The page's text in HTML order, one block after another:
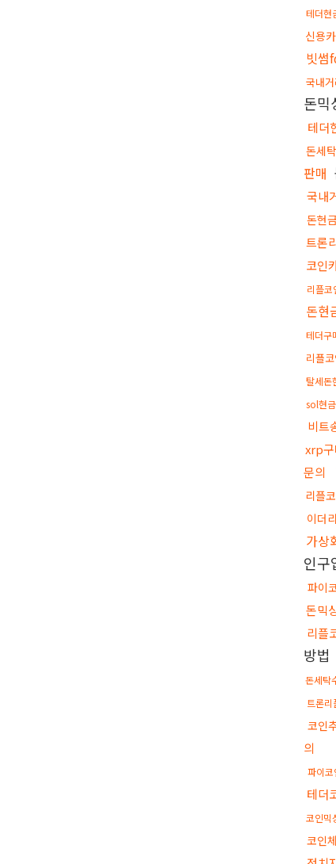
테더현
신용
빗썸
국내
돈믹
테더
돈세
판매
국내
돈현
트론
코인
리플코
돈현
테더구
리플
탈세돈
sol현
비트
xrp구
문의
리플
이더
가상
인구
파이
돈믹
리플
방법
돈세탁
트론리
코인
의
파이코
테더
코인믹
코인